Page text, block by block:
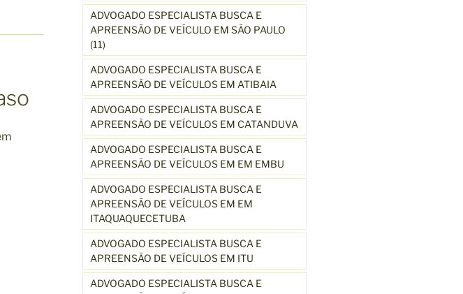
ADVOGADO ESPECIALISTA BUSCA E
APREENSÃO DE VEÍCULO EM SÃO PAULO
(11)
ADVOGADO ESPECIALISTA BUSCA E
APREENSÃO DE VEÍCULOS EM ATIBAIA
ADVOGADO ESPECIALISTA BUSCA E
APREENSÃO DE VEÍCULOS EM CATANDUVA
ADVOGADO ESPECIALISTA BUSCA E
APREENSÃO DE VEÍCULOS EM EM EMBU
ADVOGADO ESPECIALISTA BUSCA E
APREENSÃO DE VEÍCULOS EM EM
ITAQUAQUECETUBA
ADVOGADO ESPECIALISTA BUSCA E
APREENSÃO DE VEÍCULOS EM ITU
ADVOGADO ESPECIALISTA BUSCA E